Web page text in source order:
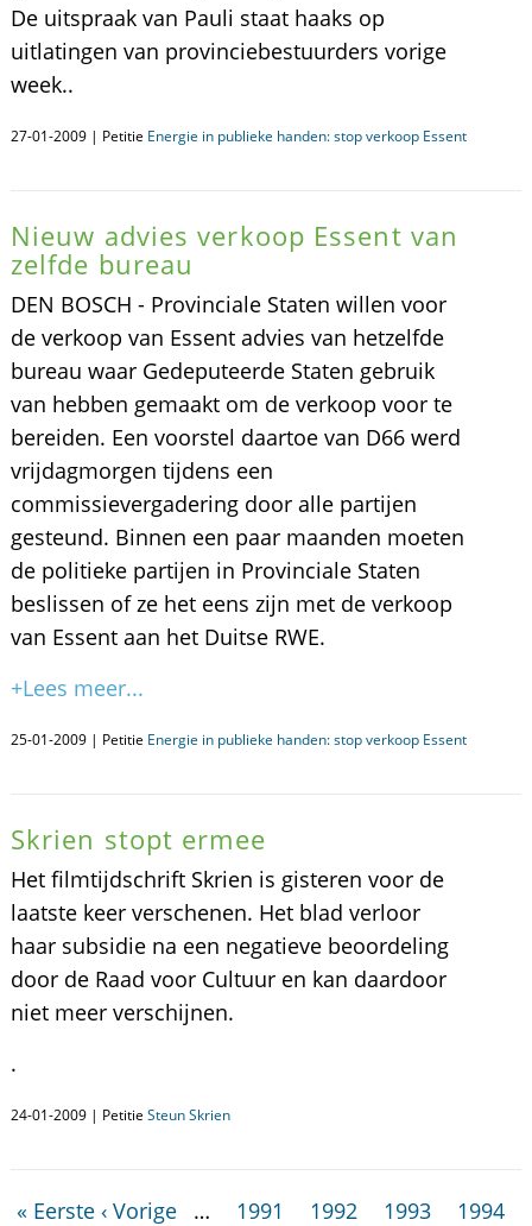
De uitspraak van Pauli staat haaks op
uitlatingen van provinciebestuurders vorige
week..
27-01-2009 | Petitie Energie in publieke handen: stop verkoop Essent
Nieuw advies verkoop Essent van
zelfde bureau
DEN BOSCH - Provinciale Staten willen voor
de verkoop van Essent advies van hetzelfde
bureau waar Gedeputeerde Staten gebruik
van hebben gemaakt om de verkoop voor te
bereiden. Een voorstel daartoe van D66 werd
vrijdagmorgen tijdens een
commissievergadering door alle partijen
gesteund. Binnen een paar maanden moeten
de politieke partijen in Provinciale Staten
beslissen of ze het eens zijn met de verkoop
van Essent aan het Duitse RWE.
+Lees meer...
25-01-2009 | Petitie Energie in publieke handen: stop verkoop Essent
Skrien stopt ermee
Het filmtijdschrift Skrien is gisteren voor de
laatste keer verschenen. Het blad verloor
haar subsidie na een negatieve beoordeling
door de Raad voor Cultuur en kan daardoor
niet meer verschijnen.
.
24-01-2009 | Petitie Steun Skrien
« Eerste ‹ Vorige … 1991 1992 1993
1994